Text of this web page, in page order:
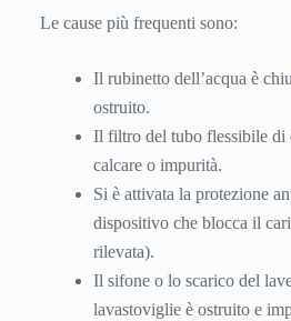
Le cause più frequenti sono:
Il rubinetto dell’acqua è
ostruito.
Il filtro del tubo flessibile di
calcare o impurità.
Si è attivata la protezione
dispositivo che blocca il
rilevata).
Il sifone o lo scarico del
lavastoviglie è ostruito e